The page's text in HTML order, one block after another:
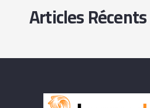
Articles Récents